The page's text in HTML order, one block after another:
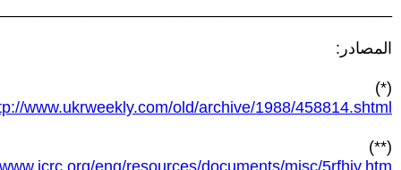
المصادر:
(*)
www.ukrweekly.com/old/archive/1988/458814.shtml
(**)